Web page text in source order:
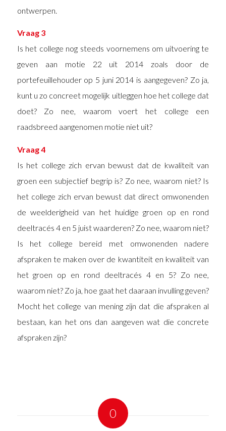
ontwerpen.
Vraag 3
Is het college nog steeds voornemens om uitvoering te
geven aan motie 22 uit 2014 zoals door de
portefeuillehouder op 5 juni 2014 is aangegeven? Zo ja,
kunt u zo concreet mogelijk uitleggen hoe het college dat
doet? Zo nee, waarom voert het college een
raadsbreed aangenomen motie niet uit?
Vraag 4
Is het college zich ervan bewust dat de kwaliteit van
groen een subjectief begrip is? Zo nee, waarom niet? Is
het college zich ervan bewust dat direct omwonenden
de weelderigheid van het huidige groen op en rond
deeltracés 4 en 5 juist waarderen? Zo nee, waarom niet?
Is het college bereid met omwonenden nadere
afspraken te maken over de kwantiteit en kwaliteit van
het groen op en rond deeltracés 4 en 5? Zo nee,
waarom niet? Zo ja, hoe gaat het daaraan invulling geven?
Mocht het college van mening zijn dat die afspraken al
bestaan, kan het ons dan aangeven wat die concrete
afspraken zijn?
0